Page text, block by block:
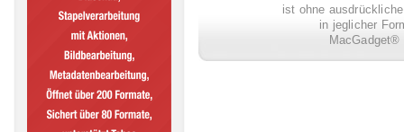
ist ohne
in jeglicher
MacGadget®